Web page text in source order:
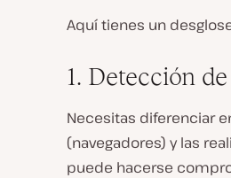
Aquí tienes un
1. Detección
Necesitas diferenciar
(navegadores) y las
puede hacerse